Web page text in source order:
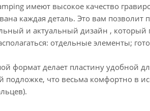
имеют высокое качество
каждая деталь. Это вам
и актуальный дизайн , который
отдельные элементы;
формат делает пластину удобной
подложке, что весьма комфортно в